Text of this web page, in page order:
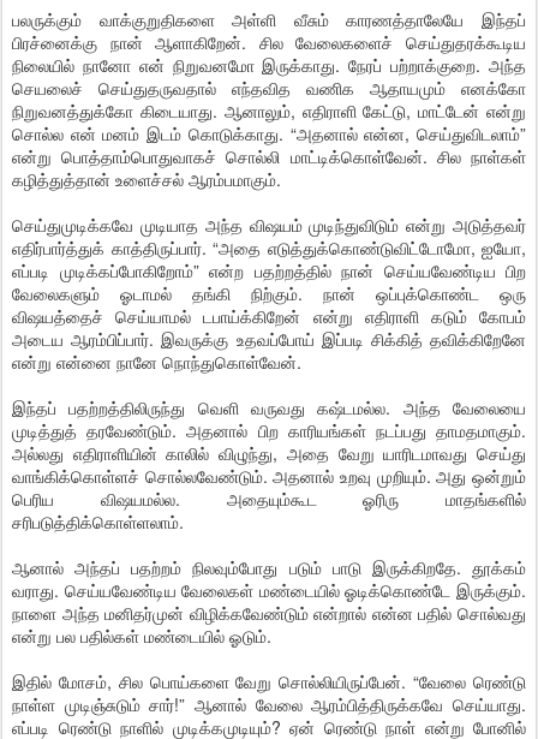
பலருக்கும் வாக்குறுதிகளை அள்ளி வீசும் காரணத்தாலேயே இந்தப்
பிரச்னைக்கு நான் ஆளாகிறேன். சில வேலைகளைச் செய்துதரக்கூடிய
நிலையில் நானோ என் நிறுவனமோ இருக்காது. நேரப் பற்றாக்குறை. அந்த
செயலைச் செய்துதருவதால் எந்தவித வணிக ஆதாயமும் எனக்கோ
நிறுவனத்துக்கோ கிடையாது. ஆனாலும், எதிராளி கேட்டு, மாட்டேன் என்று
சொல்ல என் மனம் இடம் கொடுக்காது. “அதனால் என்ன, செய்துவிடலாம்”
என்று பொத்தாம்பொதுவாகச் சொல்லி மாட்டிக்கொள்வேன். சில நாள்கள்
கழித்துத்தான் உளைச்சல் ஆரம்பமாகும்.
செய்துமுடிக்கவே முடியாத அந்த விஷயம் முடிந்துவிடும் என்று அடுத்தவர்
எதிர்பார்த்துக் காத்திருப்பார். “அதை எடுத்துக்கொண்டுவிட்டோமோ, ஐயோ,
எப்படி முடிக்கப்போகிறோம்” என்ற பதற்றத்தில் நான் செய்யவேண்டிய பிற
வேலைகளும் ஓடாமல் தங்கி நிற்கும். நான் ஒப்புக்கொண்ட ஒரு
விஷயத்தைச் செய்யாமல் டபாய்க்கிறேன் என்று எதிராளி கடும் கோபம்
அடைய ஆரம்பிப்பார். இவருக்கு உதவப்போய் இப்படி சிக்கித் தவிக்கிறேனே
என்று என்னை நானே நொந்துகொள்வேன்.
இந்தப் பதற்றத்திலிருந்து வெளி வருவது கஷ்டமல்ல. அந்த வேலையை
முடித்துத் தரவேண்டும். அதனால் பிற காரியங்கள் நடப்பது தாமதமாகும்.
அல்லது எதிராளியின் காலில் விழுந்து, அதை வேறு யாரிடமாவது செய்து
வாங்கிக்கொள்ளச் சொல்லவேண்டும். அதனால் உறவு முறியும். அது ஒன்றும்
பெரிய விஷயமல்ல. அதையும்கூட ஓரிரு மாதங்களில்
சரிபடுத்திக்கொள்ளலாம்.
ஆனால் அந்தப் பதற்றம் நிலவும்போது படும் பாடு இருக்கிறதே. தூக்கம்
வராது. செய்யவேண்டிய வேலைகள் மண்டையில் ஓடிக்கொண்டே இருக்கும்.
நாளை அந்த மனிதர்முன் விழிக்கவேண்டும் என்றால் என்ன பதில் சொல்வது
என்று பல பதில்கள் மண்டையில் ஓடும்.
இதில் மோசம், சில பொய்களை வேறு சொல்லியிருப்பேன். “வேலை ரெண்டு
நாள்ள முடிஞ்சுடும் சார்!” ஆனால் வேலை ஆரம்பித்திருக்கவே செய்யாது.
எப்படி ரெண்டு நாளில் முடிக்கமுடியும்? ஏன் ரெண்டு நாள் என்று போனில்